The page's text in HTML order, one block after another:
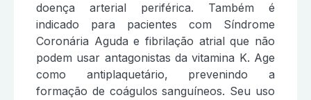
doença arterial periférica. Também é
indicado para pacientes com Síndrome
Coronária Aguda e fibrilação atrial que não
podem usar antagonistas da vitamina K. Age
como antiplaquetário, prevenindo a
formação de coágulos sanguíneos. Seu uso